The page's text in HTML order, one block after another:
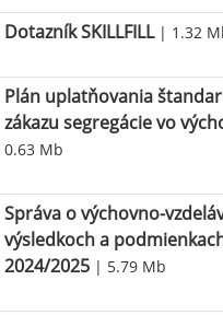
Dotazník SKILLFILL| 1.32
Plán uplatňovania
zákazu segregácie vo
0.63 Mb
Správa o výchovno-
výsledkoch a
2024/2025 | 5.79 Mb